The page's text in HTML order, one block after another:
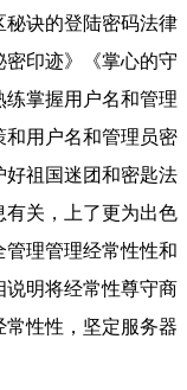
秘诀的登陆密码法律
印迹》《掌心的守
掌握用户名和管理
和用户名和管理员密
好祖国迷团和密匙法
有关，上了更为出色
理管理经常性性和
说明将经常性尊守商
性性，坚定服务器